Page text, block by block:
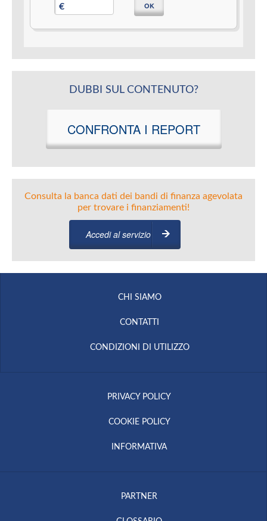
€ OK
DUBBI SUL CONTENUTO?
CONFRONTA I REPORT
Consulta la banca dati dei bandi di finanza agevolata
per trovare i finanziamenti!
Accedi al servizio
CHI SIAMO
CONTATTI
CONDIZIONI DI UTILIZZO
PRIVACY POLICY
COOKIE POLICY
INFORMATIVA
PARTNER